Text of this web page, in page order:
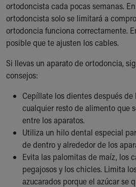
ortodoncista cada pocas semanas.
ortodoncista solo se limitará a
ortodoncia funciona correctamente.
posible que te ajusten los cables.
Si llevas un aparato de ortodoncia,
consejos:
Cepíllate los dientes después
cualquier resto de alimento que
entre los aparatos.
Utiliza un hilo dental especial
de dentro y alrededor de los
Evita las palomitas de maíz, los
pegajosos y los chicles. Limita
azucarados porque el azúcar se